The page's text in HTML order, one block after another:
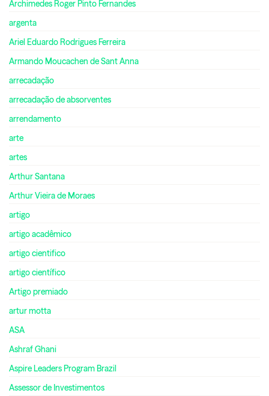
Archimedes Roger Pinto Fernandes
argenta
Ariel Eduardo Rodrigues Ferreira
Armando Moucachen de Sant Anna
arrecadação
arrecadação de absorventes
arrendamento
arte
artes
Arthur Santana
Arthur Vieira de Moraes
artigo
artigo acadêmico
artigo cientifico
artigo científico
Artigo premiado
artur motta
ASA
Ashraf Ghani
Aspire Leaders Program Brazil
Assessor de Investimentos